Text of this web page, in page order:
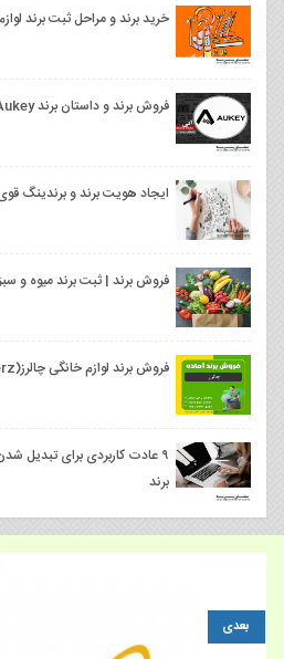
خرید برند و مراحل ثبت برند
فروش برند و داستان برند Aukey
ایجاد هویت برند و برندینگ
فروش برند | ثبت برند میوه و
فروش برند لوازم خانگی چالرز(Chalerz)
۹ عادت کاربردی برای تبدیل
برند
بعدی